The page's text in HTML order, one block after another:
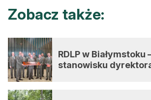
Zobacz także:
RDLP w Białymstoku
stanowisku